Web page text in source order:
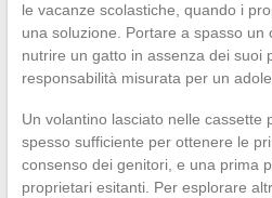
le vacanze scolastiche, quando i
una soluzione. Portare a spasso un
nutrire un gatto in assenza dei suoi
responsabilità misurata per un
Un volantino lasciato nelle cassette
spesso sufficiente per ottenere le
consenso dei genitori, e una prima
proprietari esitanti. Per esplorare